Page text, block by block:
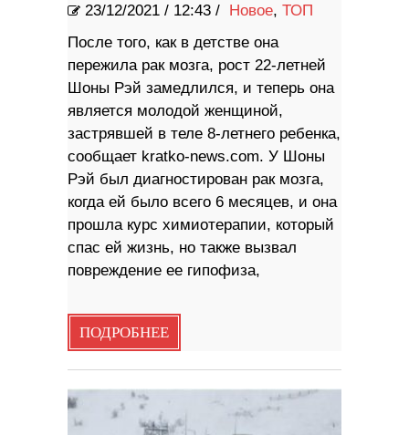
23/12/2021 / 12:43 / Новое, ТОП
После того, как в детстве она
пережила рак мозга, рост 22-летней
Шоны Рэй замедлился, и теперь она
является молодой женщиной,
застрявшей в теле 8-летнего ребенка,
сообщает kratko-news.com. У Шоны
Рэй был диагностирован рак мозга,
когда ей было всего 6 месяцев, и она
прошла курс химиотерапии, который
спас ей жизнь, но также вызвал
повреждение ее гипофиза,
ПОДРОБНЕЕ